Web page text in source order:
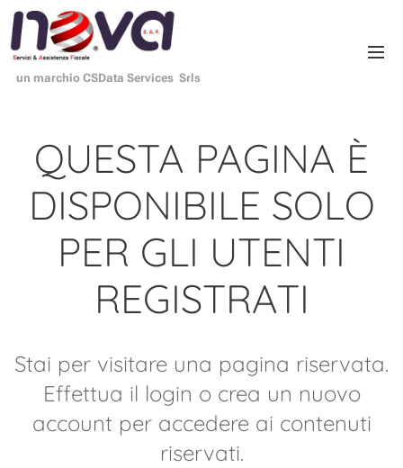
un marchio CSData Services Srls
QUESTA PAGINA È
DISPONIBILE SOLO
PER GLI UTENTI
REGISTRATI
Stai per visitare una pagina riservata.
Effettua il login o crea un nuovo
account per accedere ai contenuti
riservati.